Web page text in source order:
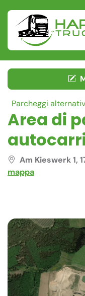
Parcheggi
Area di
Am Kieswerk 1,
mappa